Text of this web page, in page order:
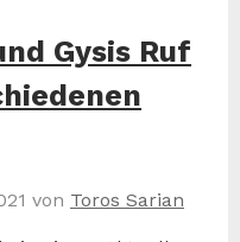
Gysis Ruf
von Toros Sarian